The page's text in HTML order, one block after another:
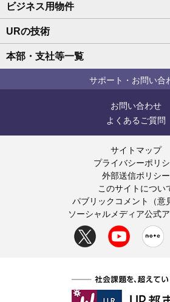
ビジネス用物件
URの技術
本部・支社等一覧
サポート・お問い合
お問い合わせ
よくあるご質問
サイトマップ
プライバシーポリ
外部送信ポリシー
このサイトについ
パブリックコメント（意
ソーシャルメディア公式